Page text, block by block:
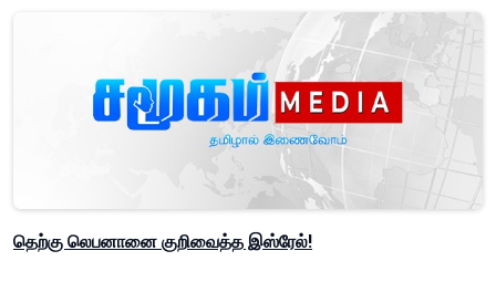
தெற்கு லெபனானை குறிவைத்த இஸ்ரேல்!